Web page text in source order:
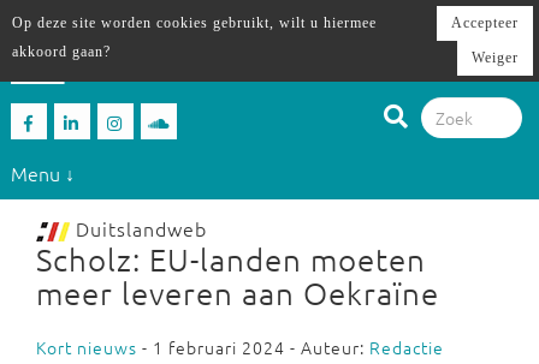
Menu ↓
Duitslandweb
Scholz: EU-landen moeten
meer leveren aan Oekraïne
Kort nieuws - 1 februari 2024 - Auteur: Redactie
Op deze site worden cookies gebruikt, wilt u hiermee
akkoord gaan?
Accepteer
Weiger